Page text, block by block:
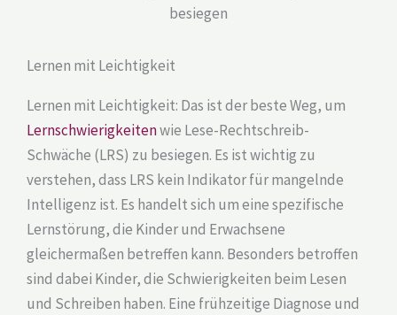
besiegen
Lernen mit Leichtigkeit​
Lernen mit Leichtigkeit: Das ist der beste Weg, um
Lernschwierigkeitenwie Lese-Rechtschreib-
Schwäche (LRS) zu besiegen. Es ist wichtig zu
verstehen, dass LRS kein Indikator für mangelnde
Intelligenz ist. Es handelt sich um eine spezifische
Lernstörung, die Kinder und Erwachsene
gleichermaßen betreffen kann. Besonders betroffen
sind dabei Kinder, die Schwierigkeiten beim Lesen
und Schreiben haben. Eine frühzeitige Diagnose und